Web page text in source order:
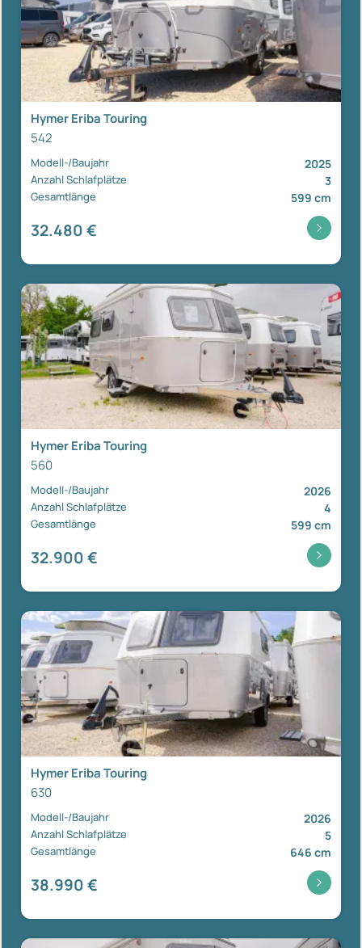
Hymer Eriba Touring
542
Modell-/Baujahr 2025
Anzahl Schlafplätze 3
Gesamtlänge 599 cm
32.480 €
Hymer Eriba Touring
560
Modell-/Baujahr 2026
Anzahl Schlafplätze 4
Gesamtlänge 599 cm
32.900 €
Hymer Eriba Touring
630
Modell-/Baujahr 2026
Anzahl Schlafplätze 5
Gesamtlänge 646 cm
38.990 €